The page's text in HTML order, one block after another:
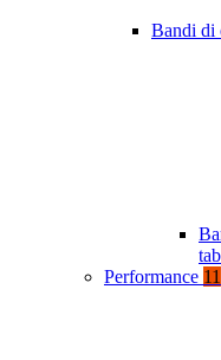
Bandi di
Performance 11